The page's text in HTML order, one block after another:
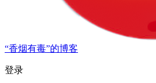
“香烟有毒”的博客
登录